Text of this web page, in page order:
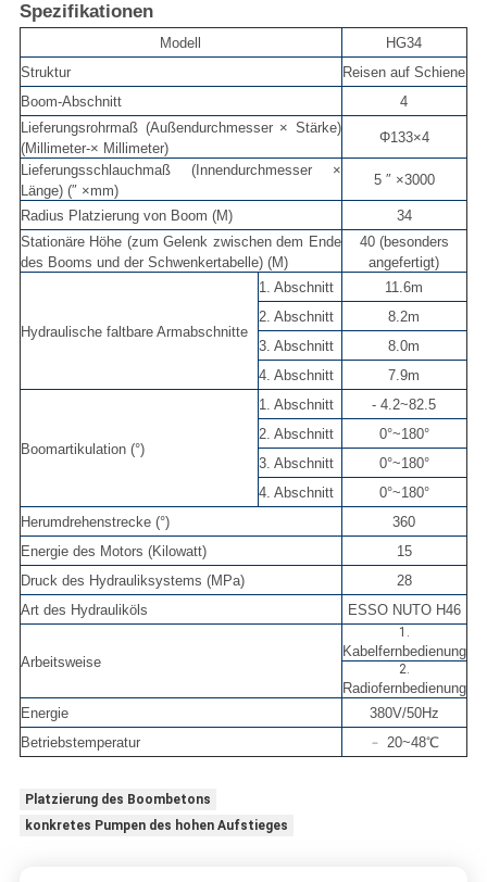
Spezifikationen
Modell
HG34
Struktur
Reisen auf Schiene
Boom-Abschnitt
4
Lieferungsrohrmaß (Außendurchmesser × Stärke)
(Millimeter-× Millimeter)
Φ133×4
Lieferungsschlauchmaß (Innendurchmesser ×
Länge) (″ ×mm)
5 ″ ×3000
Radius Platzierung von Boom (M)
34
Stationäre Höhe (zum Gelenk zwischen dem Ende
des Booms und der Schwenkertabelle) (M)
40 (besonders
angefertigt)
Hydraulische faltbare Armabschnitte
1. Abschnitt
11.6m
2. Abschnitt
8.2m
3. Abschnitt
8.0m
4. Abschnitt
7.9m
Boomartikulation (°)
1. Abschnitt
- 4.2~82.5
2. Abschnitt
0°~180°
3. Abschnitt
0°~180°
4. Abschnitt
0°~180°
Herumdrehenstrecke (°)
360
Energie des Motors (Kilowatt)
15
Druck des Hydrauliksystems (MPa)
28
Art des Hydrauliköls
ESSO NUTO H46
Arbeitsweise
1.
Kabelfernbedienung
2.
Radiofernbedienung
Energie
380V/50Hz
Betriebstemperatur
﹣ 20~48℃
Platzierung des Boombetons
konkretes Pumpen des hohen Aufstieges